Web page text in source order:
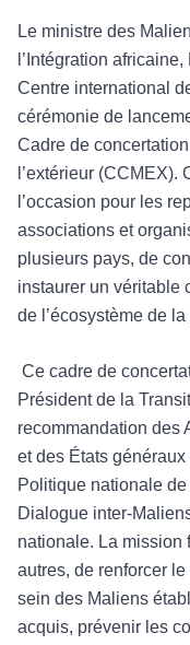
Le ministre des
l’Intégration
Centre international
cérémonie de
Cadre de
l’extérieur
l’occasion pour les
associations et
plusieurs pays, de
instaurer un véritable
de l’écosystème de
Ce cadre de
Président de la
recommandation des
et des États
Politique nationale
Dialogue inter-
nationale. La mission
autres, de renforcer
sein des Maliens
acquis, prévenir les